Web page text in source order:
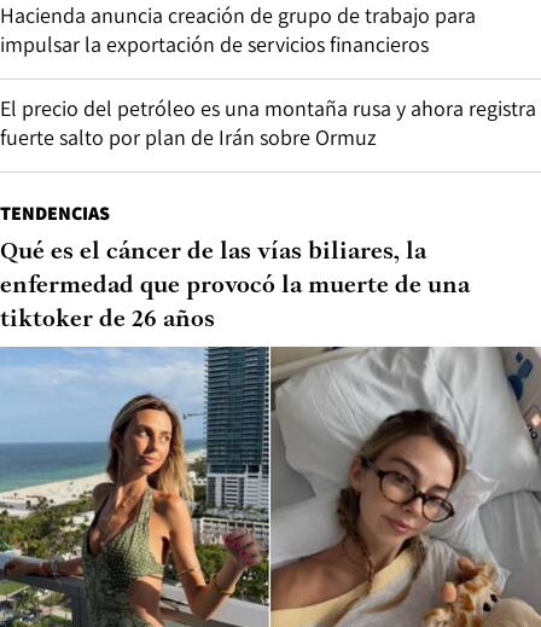
Hacienda anuncia creación de grupo de trabajo para
impulsar la exportación de servicios financieros
El precio del petróleo es una montaña rusa y ahora registra
fuerte salto por plan de Irán sobre Ormuz
TENDENCIAS
Qué es el cáncer de las vías biliares, la
enfermedad que provocó la muerte de una
tiktoker de 26 años